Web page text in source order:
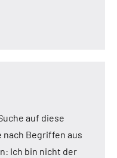
auf diese
Begriffen aus
Ich bin nicht der